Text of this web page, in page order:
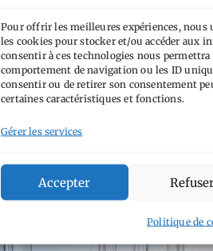
Pour offrir les meilleures expériences,
les cookies pour stocker et/ou accéder aux
consentir à ces technologies nous
comportement de navigation ou les ID
consentir ou de retirer son consentement
certaines caractéristiques et fonctions.
Gérer les services
Accepter
Politique de